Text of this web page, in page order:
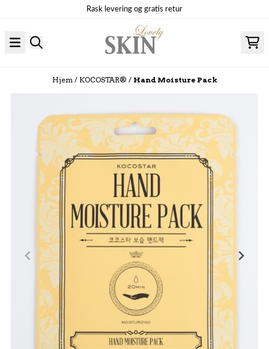
Rask levering og gratis retur
Hjem / KOCOSTAR® / Hand Moisture Pack